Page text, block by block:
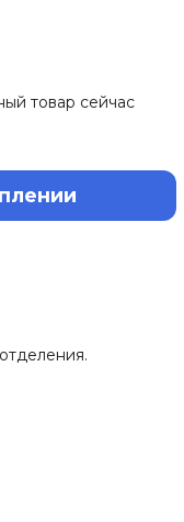
товар сейчас